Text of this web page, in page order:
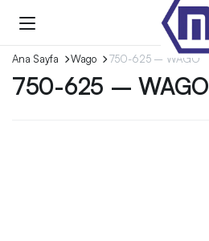
Ana Sayfa Wago 750-625 – WAGO
750-625 – WAGO